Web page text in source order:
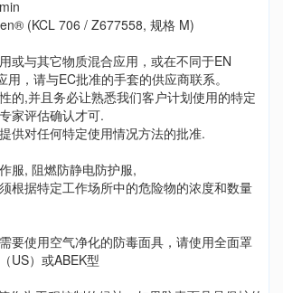
(KCL 706 / Z677558, 规格 M)
或与其它物质混合应用，或在不同于EN
，请与EC批准的手套的供应商联系。
的,并且务必让熟悉我们客户计划使用的特定
家评估确认才可.
供对任何特定使用情况方法的批准.
服, 阻燃防静电防护服,
根据特定工作场所中的危险物的浓度和数量
要使用空气净化的防毒面具，请使用全面罩
US）或ABEK型